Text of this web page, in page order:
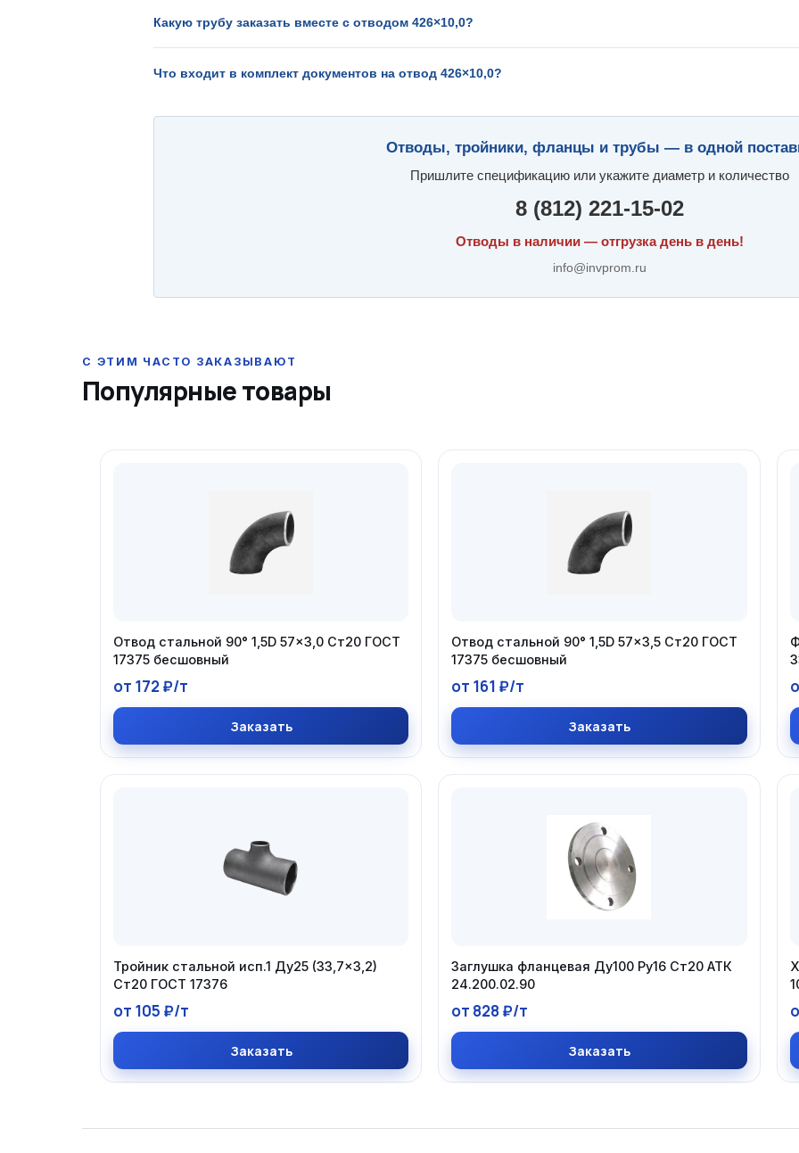
Какую трубу заказать вместе с отводом 426×10,0?
Что входит в комплект документов на отвод 426×10,0?
Отводы, тройники, фланцы и трубы — в одной
Пришлите спецификацию или укажите диаметр и количество
8 (812) 221-15-02
Отводы в наличии — отгрузка день в день!
info@invprom.ru
Популярные товары
Отвод стальной 90° 1,5D 57×3,0 Ст20 ГОСТ
17375 бесшовный
от 172 ₽/т
Заказать
Отвод стальной 90° 1,5D 57×3,5 Ст20 ГОСТ
17375 бесшовный
от 161 ₽/т
Заказать
Тройник стальной исп.1 Ду25 (33,7×3,2)
Ст20 ГОСТ 17376
от 105 ₽/т
Заказать
Заглушка фланцевая Ду100 Ру16 Ст20 АТК
24.200.02.90
от 828 ₽/т
Заказать